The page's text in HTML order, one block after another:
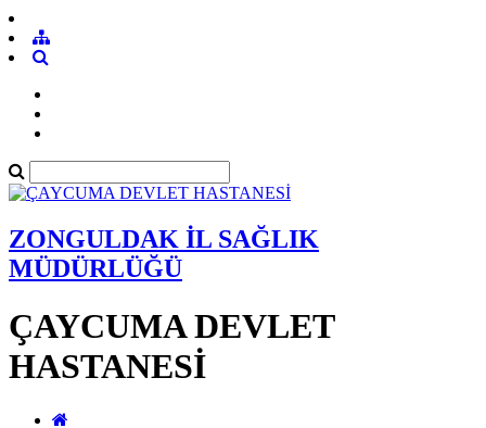
ZONGULDAK İL SAĞLIK
MÜDÜRLÜĞÜ
ÇAYCUMA DEVLET
HASTANESİ